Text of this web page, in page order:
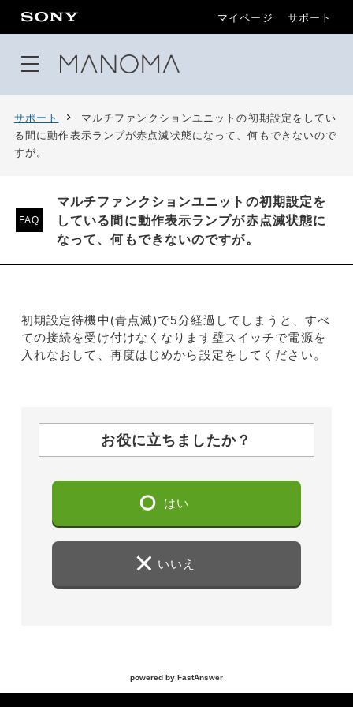
マイページ サポート
サポート
マルチファンクションユニットの初期設定をしてい
る間に動作表示ランプが赤点滅状態になって、何もできないので
すが。
FAQ
マルチファンクションユニットの初期設定を
している間に動作表示ランプが赤点滅状態に
なって、何もできないのですが。
初期設定待機中(青点滅)で5分経過してしまうと、すべ
ての接続を受け付けなくなります壁スイッチで電源を
入れなおして、再度はじめから設定をしてください。
お役に立ちましたか？
はい
いいえ
powered by FastAnswer